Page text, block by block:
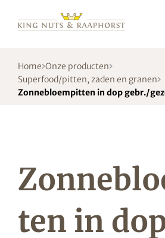
Home Onze producten
Superfood/pitten, zaden en granen
Zonnebloempitten in dop gebr./
ten in